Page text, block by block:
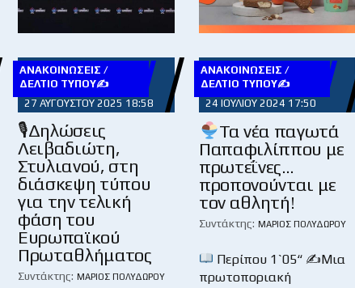
ΑΝΑΚΟΙΝΏΣΕΙΣ /
ΔΕΛΤΊΟ ΤΎΠΟΥ✍
27 ΑΥΓΟΎΣΤΟΥ 2025 18:58
🎙Δηλώσεις
Λειβαδιώτη,
Στυλιανού, στη
διάσκεψη τύπου
για την τελική
φάση του
Ευρωπαϊκού
Πρωταθλήματος
Συντάκτης: ΜΆΡΙΟΣ ΠΟΛΥΔΏΡΟΥ
ΑΝΑΚΟΙΝΏΣΕΙΣ /
ΔΕΛΤΊΟ ΤΎΠΟΥ✍
24 ΙΟΥΛΊΟΥ 2024 17:50
Τα νέα παγωτά
Παπαφιλίππου με
πρωτεΐνες…
προπονούνται με
τον αθλητή!
Συντάκτης: ΜΆΡΙΟΣ ΠΟΛΥΔΏΡΟΥ
Περίπου 1`05“ ✍Μια
πρωτοποριακή